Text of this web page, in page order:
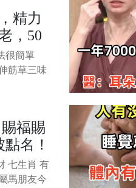
患在就
「整個
搶救才避
再度提醒
身體訊
精力
，50
剛好
很簡單
筋草三味
沖水后
夠用
中藥，泡
以前大不
昏、精力
福賜
名！
七生肖 有
馬朋友今